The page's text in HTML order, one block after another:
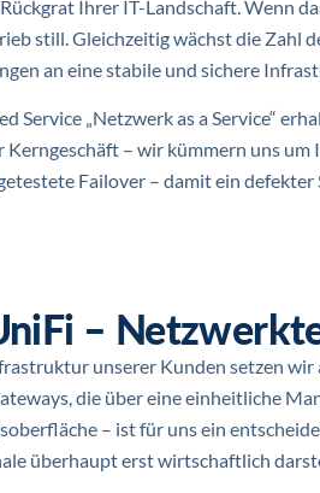
Ihrer IT-Landschaft. Wenn
still. Gleichzeitig wächst die Zahl
an eine stabile und sichere
Service „Netzwerk as a Service“
Kerngeschäft – wir kümmern uns
Failover – damit ein
–
unserer Kunden setzen
die über eine einheitliche
– ist für uns ein
überhaupt erst wirtschaftlich